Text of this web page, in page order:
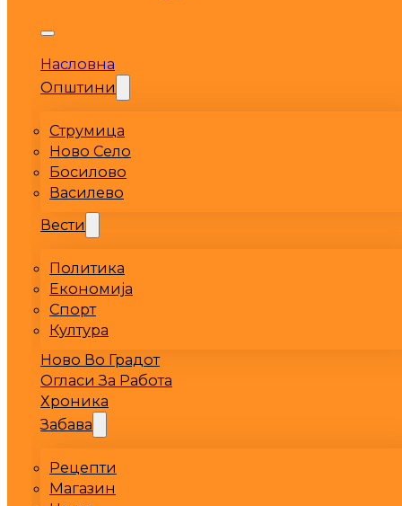
Насловна
Општини
Струмица
Ново Село
Босилово
Василево
Вести
Политика
Економија
Спорт
Култура
Ново Во Градот
Огласи За Работа
Хроника
Забава
Рецепти
Магазин